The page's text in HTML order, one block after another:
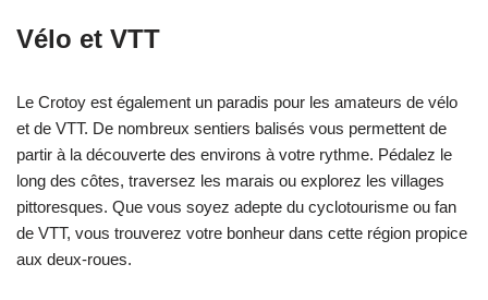
Vélo et VTT
Le Crotoy est également un paradis pour les amateurs de vélo
et de VTT. De nombreux sentiers balisés vous permettent de
partir à la découverte des environs à votre rythme. Pédalez le
long des côtes, traversez les marais ou explorez les villages
pittoresques. Que vous soyez adepte du cyclotourisme ou fan
de VTT, vous trouverez votre bonheur dans cette région propice
aux deux-roues.